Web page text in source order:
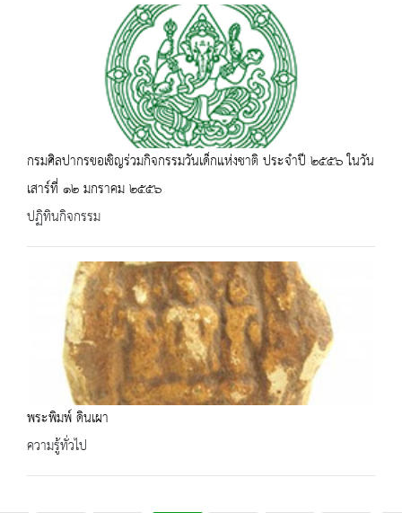
กรมศิลปากรขอเชิญร่วมกิจกรรมวันเด็กแห่งชาติ ประจำปี ๒๕๕๖ ในวัน
เสาร์ที่ ๑๒ มกราคม ๒๕๕๖
ปฏิทินกิจกรรม
พระพิมพ์ ดินเผา
ความรู้ทั่วไป